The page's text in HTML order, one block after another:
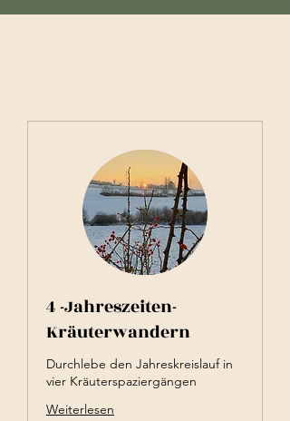
4 -Jahreszeiten-
Kräuterwandern
Durchlebe den Jahreskreislauf in
vier Kräuterspaziergängen
Weiterlesen